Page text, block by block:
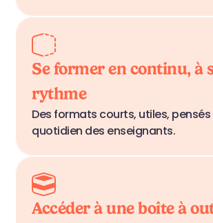
Se former en continu, à
rythme
Des formats courts, utiles,
quotidien des enseignants.
Accéder à une boîte à